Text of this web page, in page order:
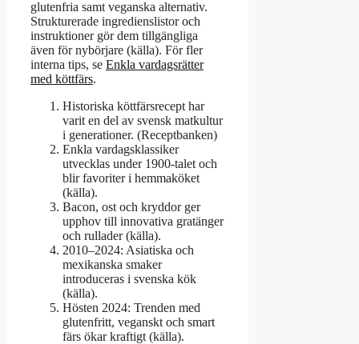
glutenfria samt veganska alternativ.
Strukturerade ingredienslistor och
instruktioner gör dem tillgängliga
även för nybörjare (källa). För fler
interna tips, se Enkla vardagsrätter
med köttfärs.
Historiska köttfärsrecept har
varit en del av svensk matkultur
i generationer. (Receptbanken)
Enkla vardagsklassiker
utvecklas under 1900-talet och
blir favoriter i hemmaköket
(källa).
Bacon, ost och kryddor ger
upphov till innovativa gratänger
och rullader (källa).
2010–2024: Asiatiska och
mexikanska smaker
introduceras i svenska kök
(källa).
Hösten 2024: Trenden med
glutenfritt, veganskt och smart
färs ökar kraftigt (källa).